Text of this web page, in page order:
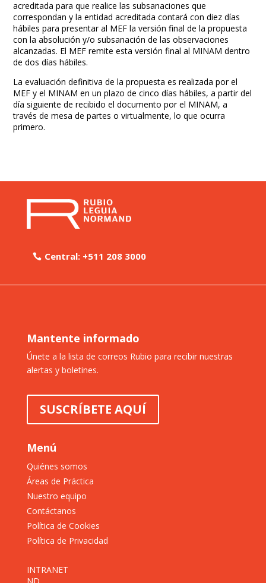
acreditada para que realice las subsanaciones que
correspondan y la entidad acreditada contará con diez días
hábiles para presentar al MEF la versión final de la propuesta
con la absolución y/o subsanación de las observaciones
alcanzadas. El MEF remite esta versión final al MINAM dentro
de dos días hábiles.
La evaluación definitiva de la propuesta es realizada por el
MEF y el MINAM en un plazo de cinco días hábiles, a partir del
día siguiente de recibido el documento por el MINAM, a
través de mesa de partes o virtualmente, lo que ocurra
primero.
Central: +511 208 3000
Mantente informado
Únete a la lista de correos Rubio para recibir nuestras
alertas y boletines.
SUSCRÍBETE AQUÍ
Menú
Quiénes somos
Áreas de Práctica
Nuestro equipo
Contáctanos
Política de Cookies
Política de Privacidad
INTRANET